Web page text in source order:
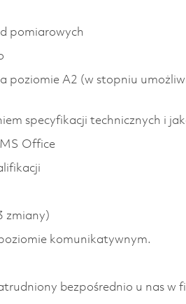
pomiarowych
poziomie A2 (w stopniu
specyfikacji technicznych i
Office
zmiany)
komunikatywnym.
bezpośrednio u nas